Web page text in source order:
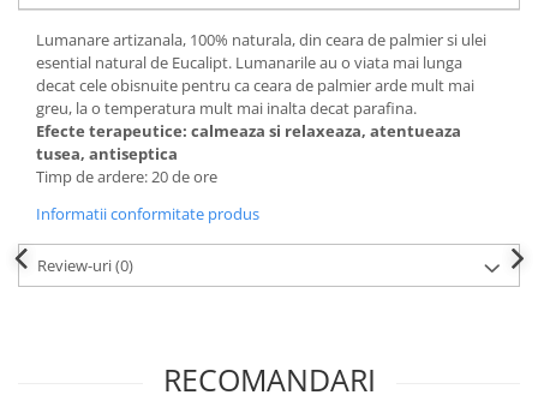
Lumanare artizanala, 100% naturala, din ceara de palmier si ulei
esential natural de Eucalipt. Lumanarile au o viata mai lunga
decat cele obisnuite pentru ca ceara de palmier arde mult mai
greu, la o temperatura mult mai inalta decat parafina.
Efecte terapeutice: calmeaza si relaxeaza, atentueaza
tusea, antiseptica
Timp de ardere: 20 de ore
Informatii conformitate produs
Review-uri(0)
RECOMANDARI